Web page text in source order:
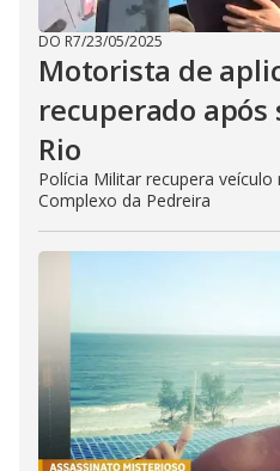
DO R7/23/05/2025
Motorista de
recuperado
Rio
Polícia Militar recupera
Complexo da Pedreira